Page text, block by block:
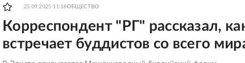
25.09.2025 11:18ОБЩЕСТВО
Корреспондент "РГ" рассказал,
встречает буддистов со всего